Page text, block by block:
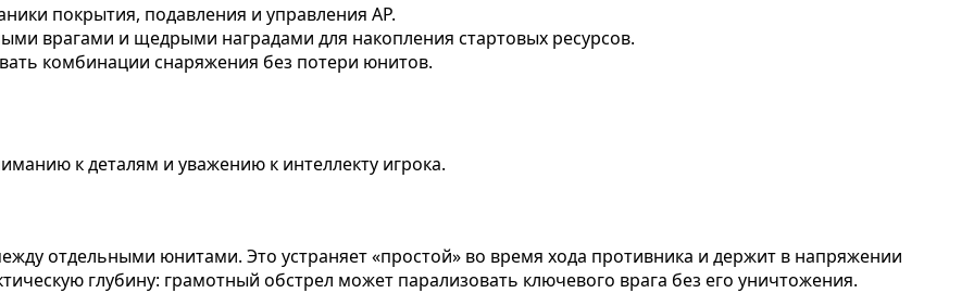
покрытия, подавления и управления AP.
врагами и щедрыми наградами для накопления стартовых ресурсов.
комбинации снаряжения без потери юнитов.
к деталям и уважению к интеллекту игрока.
отдельными юнитами. Это устраняет «простой» во время хода противника и держит в напряжении
глубину: грамотный обстрел может парализовать ключевого врага без его уничтожения.